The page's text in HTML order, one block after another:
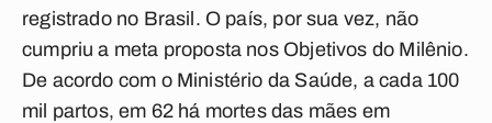
registrado no Brasil. O país, por sua vez, não
cumpriu a meta proposta nos Objetivos do Milênio.
De acordo com o Ministério da Saúde, a cada 100
mil partos, em 62 há mortes das mães em